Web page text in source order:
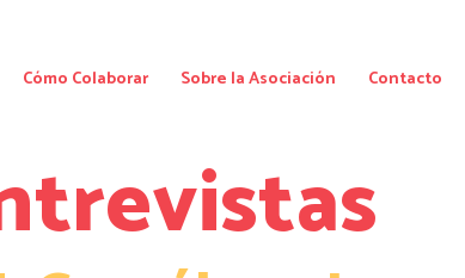
Cómo Colaborar Sobre la Asociación Contacto